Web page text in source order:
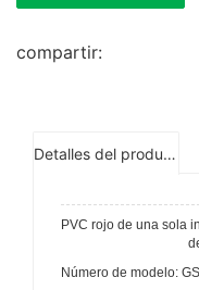
compartir:
Detalles del producto
PVC rojo de una sola
Número de modelo: